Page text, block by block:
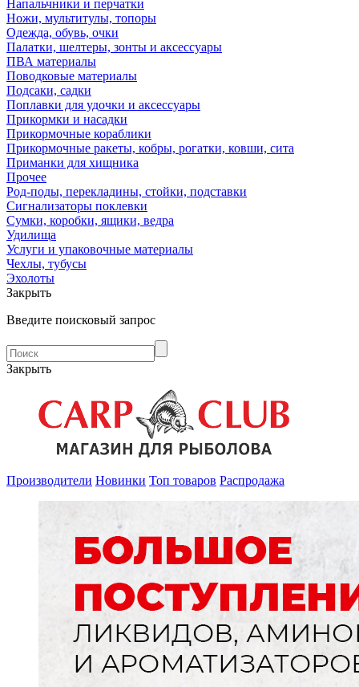
Напальчники и перчатки
Ножи, мультитулы, топоры
Одежда, обувь, очки
Палатки, шелтеры, зонты и аксессуары
ПВА материалы
Поводковые материалы
Подсаки, садки
Поплавки для удочки и аксессуары
Прикормки и насадки
Прикормочные кораблики
Прикормочные ракеты, кобры, рогатки, ковши, сита
Приманки для хищника
Прочее
Род-поды, перекладины, стойки, подставки
Сигнализаторы поклевки
Сумки, коробки, ящики, ведра
Удилища
Услуги и упаковочные материалы
Чехлы, тубусы
Эхолоты
Закрыть
Введите поисковый запрос
Закрыть
Производители Новинки Топ товаров Распродажа